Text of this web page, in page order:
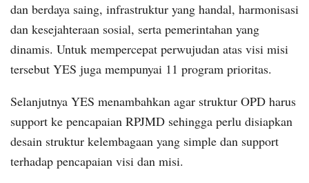
dan berdaya saing, infrastruktur yang handal, harmonisasi
dan kesejahteraan sosial, serta pemerintahan yang
dinamis. Untuk mempercepat perwujudan atas visi misi
tersebut YES juga mempunyai 11 program prioritas.
Selanjutnya YES menambahkan agar struktur OPD harus
support ke pencapaian RPJMD sehingga perlu disiapkan
desain struktur kelembagaan yang simple dan support
terhadap pencapaian visi dan misi.